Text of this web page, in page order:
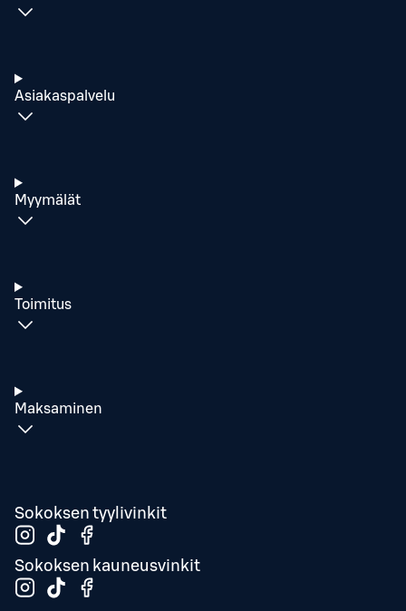
Asiakaspalvelu
Myymälät
Toimitus
Maksaminen
Sokoksen tyylivinkit
Sokoksen kauneusvinkit